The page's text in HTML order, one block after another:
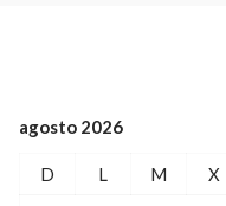
agosto 2026
D L M X